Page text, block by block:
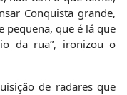
Conquista grande,
pequena, que é lá que
da rua”, ironizou o
de radares que